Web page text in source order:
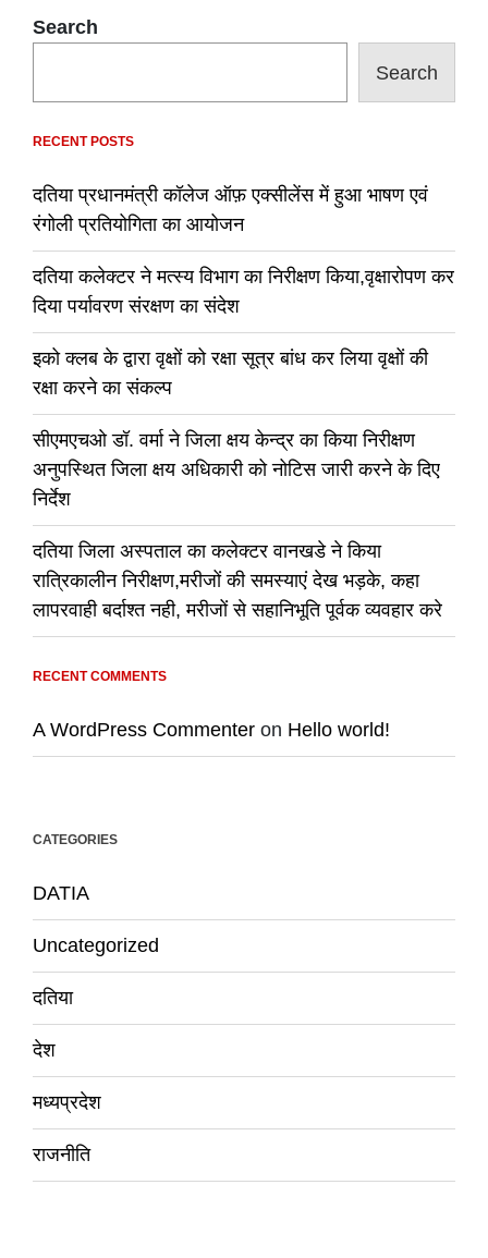
Search
Search
RECENT POSTS
दतिया प्रधानमंत्री कॉलेज ऑफ़ एक्सीलेंस में हुआ भाषण एवं
रंगोली प्रतियोगिता का आयोजन
दतिया कलेक्टर ने मत्स्य विभाग का निरीक्षण किया,वृक्षारोपण कर
दिया पर्यावरण संरक्षण का संदेश
इको क्लब के द्वारा वृक्षों को रक्षा सूत्र बांध कर लिया वृक्षों की
रक्षा करने का संकल्प
सीएमएचओ डॉ. वर्मा ने जिला क्षय केन्द्र का किया निरीक्षण
अनुपस्थित जिला क्षय अधिकारी को नोटिस जारी करने के दिए
निर्देश
दतिया जिला अस्पताल का कलेक्टर वानखडे ने किया
रात्रिकालीन निरीक्षण,मरीजों की समस्याएं देख भड़के, कहा
लापरवाही बर्दाश्त नही, मरीजों से सहानिभूति पूर्वक व्यवहार करे
RECENT COMMENTS
A WordPress Commenter on Hello world!
CATEGORIES
DATIA
Uncategorized
दतिया
देश
मध्यप्रदेश
राजनीति